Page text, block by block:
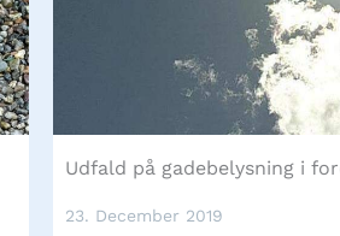
Udfald på gadebelysning i
23. December 2019